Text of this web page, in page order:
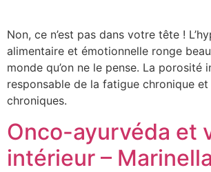
Non, ce n’est pas dans votre tête !
alimentaire et émotionnelle ronge
monde qu’on ne le pense. La porosité
responsable de la fatigue chronique et
chroniques.
Onco-ayurvéda et
intérieur –